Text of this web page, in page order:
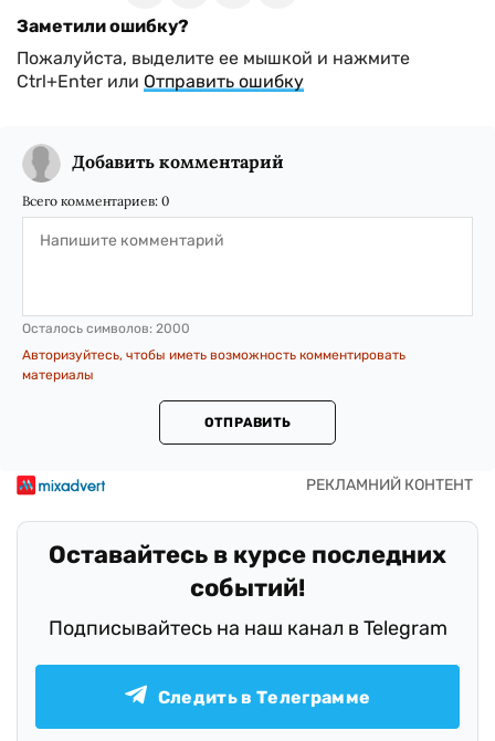
Заметили ошибку?
Пожалуйста, выделите ее мышкой и нажмите
Ctrl+Enter или Отправить ошибку
Добавить комментарий
Всего комментариев: 0
Осталось символов: 2000
Авторизуйтесь, чтобы иметь возможность комментировать
материалы
ОТПРАВИТЬ
Оставайтесь в курсе последних
событий!
Подписывайтесь на наш канал в Telegram
Следить в Телеграмме